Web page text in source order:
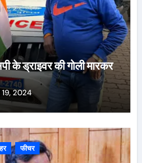
के ड्राइवर की गोली मारकर
2024
फीचर